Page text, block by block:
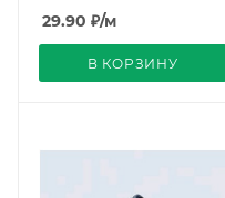
29.90 ₽/м
В КОРЗИНУ